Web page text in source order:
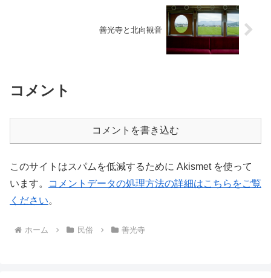
善光寺と北向観音
コメント
コメントを書き込む
このサイトはスパムを低減するために Akismet を使って
います。
コメントデータの処理方法の詳細はこちらをご覧
ください。
ホーム 民俗 善光寺